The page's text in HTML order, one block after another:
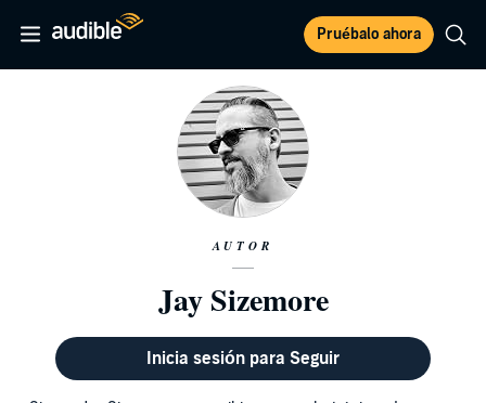
Pruébalo ahora
AUTOR
Jay Sizemore
Inicia sesión para Seguir